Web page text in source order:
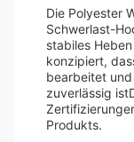
Die Polyester
Schwerlast-
stabiles
konzipiert,
bearbeitet
zuverlässig
Produkts.